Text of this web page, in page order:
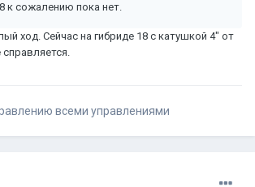
к сожалению пока нет.
ход. Сейчас на гибриде 18 с катушкой 4" от
всеми управлениями